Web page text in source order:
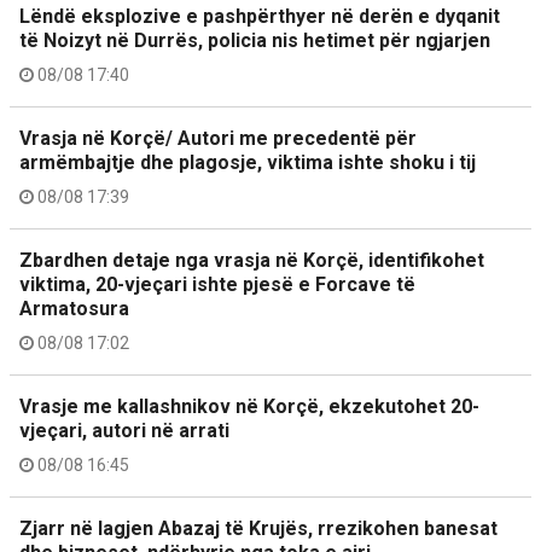
Lëndë eksplozive e pashpërthyer në derën e dyqanit
të Noizyt në Durrës, policia nis hetimet për ngjarjen
08/08 17:40
Vrasja në Korçë/ Autori me precedentë për
armëmbajtje dhe plagosje, viktima ishte shoku i tij
08/08 17:39
Zbardhen detaje nga vrasja në Korçë, identifikohet
viktima, 20-vjeçari ishte pjesë e Forcave të
Armatosura
08/08 17:02
Vrasje me kallashnikov në Korçë, ekzekutohet 20-
vjeçari, autori në arrati
08/08 16:45
Zjarr në lagjen Abazaj të Krujës, rrezikohen banesat